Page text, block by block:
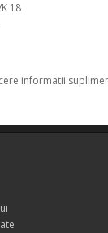
18
informatii